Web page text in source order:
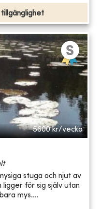
5600 kr/vecka
stuga och njut av
ligger för sig själv utan
mys....